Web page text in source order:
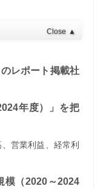
Close ▲
レポート掲載社
年度）」を把
営業利益、経常利
模（2020～2024